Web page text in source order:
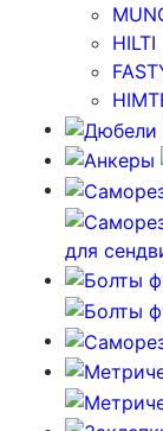
HILTI
для